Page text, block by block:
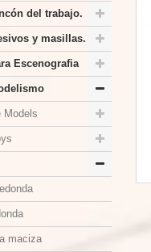
del trabajo.
y masillas.
Escenografia
Models
maciza